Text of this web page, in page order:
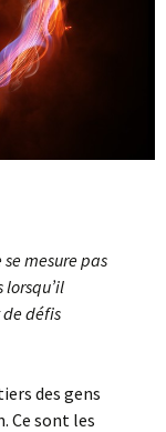
mesure pas
lorsqu’il
de défis
des gens
Ce sont les